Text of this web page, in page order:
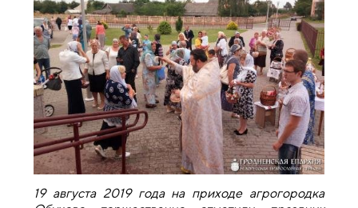
19 августа 2019 года на приходе агрогородка